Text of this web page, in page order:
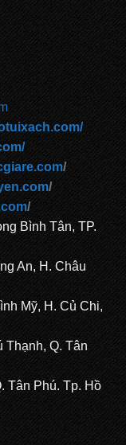
/
/
/
Bình Tân, TP.
An, H. Châu
Mỹ, H. Củ Chi,
Thạnh, Q. Tân
Tân Phú. Tp. Hồ